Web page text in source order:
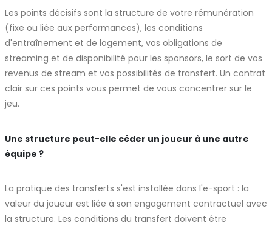
Les points décisifs sont la structure de votre rémunération
(fixe ou liée aux performances), les conditions
d'entraînement et de logement, vos obligations de
streaming et de disponibilité pour les sponsors, le sort de vos
revenus de stream et vos possibilités de transfert. Un contrat
clair sur ces points vous permet de vous concentrer sur le
jeu.
Une structure peut-elle céder un joueur à une autre
équipe ?
La pratique des transferts s'est installée dans l'e-sport : la
valeur du joueur est liée à son engagement contractuel avec
la structure. Les conditions du transfert doivent être